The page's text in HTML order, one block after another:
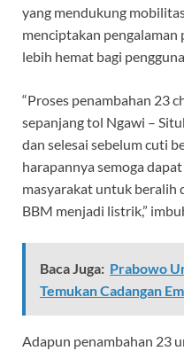
yang mendukung
menciptakan pengalaman
lebih hemat bagi
“Proses penambahan 23
sepanjang tol Ngawi –
dan selesai sebelum cuti
harapannya semoga
masyarakat untuk beralih
BBM menjadi listrik,”
Baca Juga: Prabowo
Temukan Cadangan
Adapun penambahan 23